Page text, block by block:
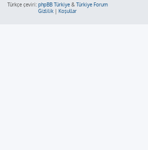
Türkçe çeviri: phpBB Türkiye& Türkiye Forum
Gizlilik | Koşullar